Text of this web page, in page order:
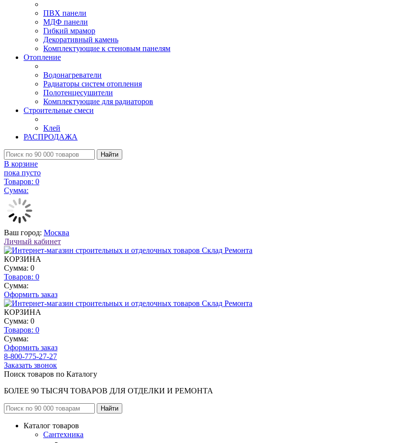
ПВХ панели
МДФ панели
Гибкий мрамор
Декоративный камень
Комплектующие к стеновым панелям
Отопление
Водонагреватели
Радиаторы систем отопления
Полотенцесушители
Комплектующие для радиаторов
Строительные смеси
Клей
РАСПРОДАЖА
Найти
В корзине
пока пусто
Товаров: 0
Сумма:
Ваш город: Москва
Личный кабинет
КОРЗИНА
Сумма: 0
Товаров: 0
Сумма:
Оформить заказ
КОРЗИНА
Сумма: 0
Товаров: 0
Сумма:
Оформить заказ
8-800-775-27-27
Заказать звонок
Поиск товаров по Каталогу
БОЛЕЕ 90 ТЫСЯЧ ТОВАРОВ ДЛЯ ОТДЕЛКИ И РЕМОНТА
Каталог товаров
Сантехника